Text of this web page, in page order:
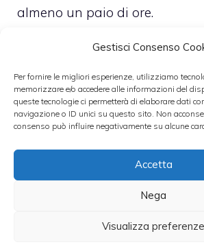
Gestisci Consenso
Per fornire le migliori esperienze, utilizziamo
memorizzare e/o accedere alle informazioni del
queste tecnologie ci permetterà di elaborare dati
navigazione o ID unici su questo sito. Non
consenso può influire negativamente su alcune
Accetta
Nega
Visualizza preferenze
almeno un paio di ore.
Una una ciotola rompere le
da parte gli albumi.
che il composto sarà gonfio ed
Far sciogliere i tre fogli di
di due limoni, scaldando